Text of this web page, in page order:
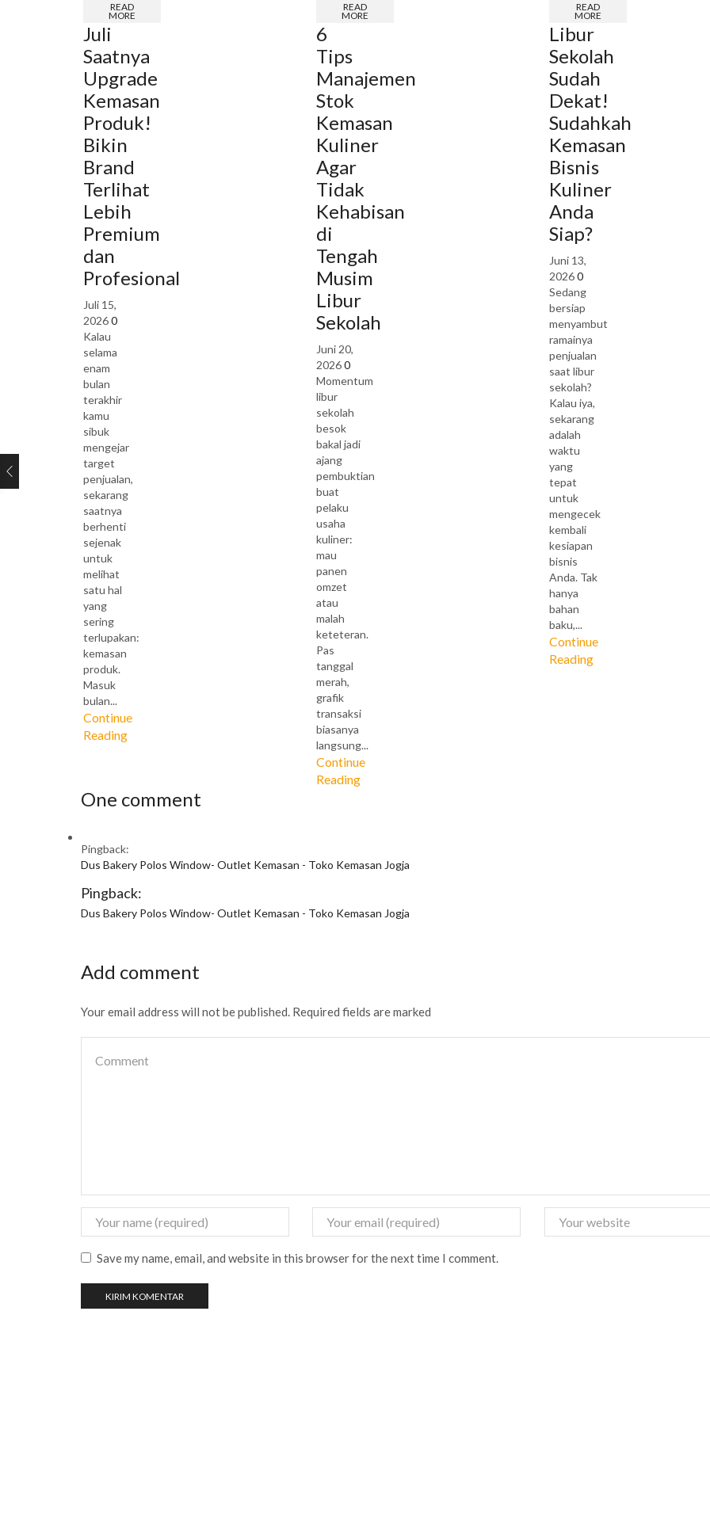
READ
MORE
Juli
Saatnya
Upgrade
Kemasan
Produk!
Bikin
Brand
Terlihat
Lebih
Premium
dan
Profesional
Juli 15,
20260
Kalau
selama
enam
bulan
terakhir
kamu
sibuk
mengejar
target
penjualan,
sekarang
saatnya
berhenti
sejenak
untuk
melihat
satu hal
yang
sering
terlupakan:
kemasan
produk.
Masuk
bulan...
Continue
Reading
READ
MORE
6
Tips
Manajemen
Stok
Kemasan
Kuliner
Agar
Tidak
Kehabisan
di
Tengah
Musim
Libur
Sekolah
Juni 20,
20260
Momentum
libur
sekolah
besok
bakal jadi
ajang
pembuktian
buat
pelaku
usaha
kuliner:
mau
panen
omzet
atau
malah
keteteran.
Pas
tanggal
merah,
grafik
transaksi
biasanya
langsung...
Continue
Reading
READ
MORE
Libur
Sekolah
Sudah
Dekat!
Sudahkah
Kemasan
Bisnis
Kuliner
Anda
Siap?
Juni 13,
20260
Sedang
bersiap
menyambut
ramainya
penjualan
saat libur
sekolah?
Kalau iya,
sekarang
adalah
waktu
yang
tepat
untuk
mengecek
kembali
kesiapan
bisnis
Anda. Tak
hanya
bahan
baku,...
Continue
Reading
One comment
Pingback:
Dus Bakery Polos Window- Outlet Kemasan - Toko Kemasan Jogja
Pingback:
Dus Bakery Polos Window- Outlet Kemasan - Toko Kemasan Jogja
Add comment
Your email address will not be published. Required fields are marked
Save my name, email, and website in this browser for the next time I comment.